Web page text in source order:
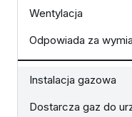
Wentylacja
Odpowiada za
Instalacja gazowa
Dostarcza gaz do